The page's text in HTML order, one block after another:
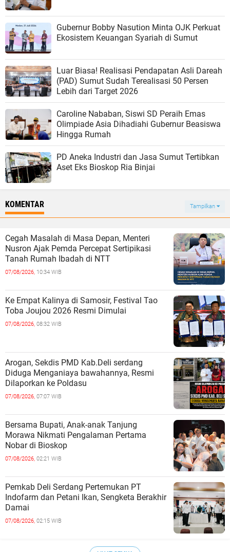
Gubernur Bobby Nasution Minta OJK Perkuat
Ekosistem Keuangan Syariah di Sumut
‎Luar Biasa! Realisasi Pendapatan Asli Dareah
(PAD) Sumut Sudah Terealisasi 50 Persen
Caroline Nababan, Siswi SD Peraih Emas
Olimpiade Asia Dihadiahi Gubernur Beasiswa
Hingga Rumah
PD Aneka Industri dan Jasa Sumut Tertibkan
Aset Eks Bioskop Ria Binjai
KOMENTAR Tampilkan
Cegah Masalah di Masa Depan, Menteri
Nusron Ajak Pemda Percepat Sertipikasi
Tanah Rumah Ibadah di NTT
07/08/2026, 10:34 WIB
Ke Empat Kalinya di Samosir, Festival Tao
Toba Joujou 2026 Resmi Dimulai
07/08/2026, 08:32 WIB
‎Arogan, Sekdis PMD Kab.Deli serdang
Diduga Menganiaya bawahannya, Resmi
Dilaporkan ke Poldasu
07/08/2026, 07:07 WIB
Bersama Bupati, Anak-anak Tanjung
Morawa Nikmati Pengalaman Pertama
Nobar di Bioskop
07/08/2026, 02:21 WIB
Pemkab Deli Serdang Pertemukan PT
Indofarm dan Petani Ikan, Sengketa Berakhir
Damai
07/08/2026, 02:15 WIB